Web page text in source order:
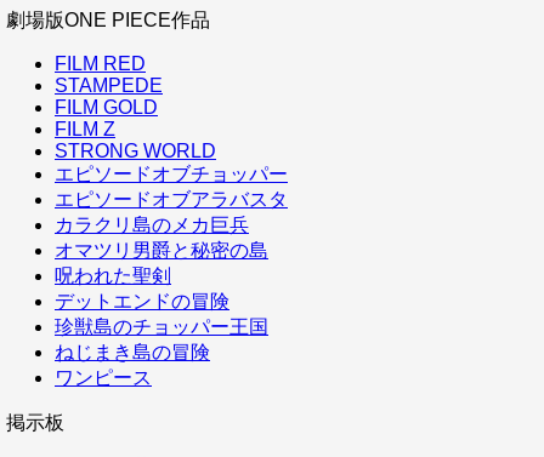
劇場版ONE PIECE作品
FILM RED
STAMPEDE
FILM GOLD
FILM Z
STRONG WORLD
エピソードオブチョッパー
エピソードオブアラバスタ
カラクリ島のメカ巨兵
オマツリ男爵と秘密の島
呪われた聖剣
デットエンドの冒険
珍獣島のチョッパー王国
ねじまき島の冒険
ワンピース
掲示板